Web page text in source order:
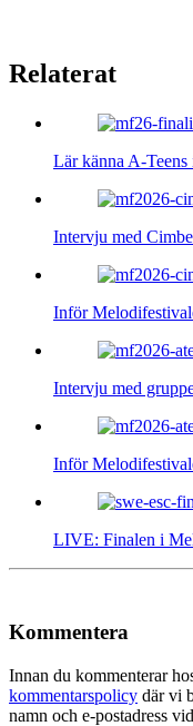
Relaterat
Lär känna A-
Intervju med
Inför
Intervju med
Inför
LIVE: Finalen i
Kommentera
Innan du kommenterar
kommentarspolicy där vi
namn och e-postadress